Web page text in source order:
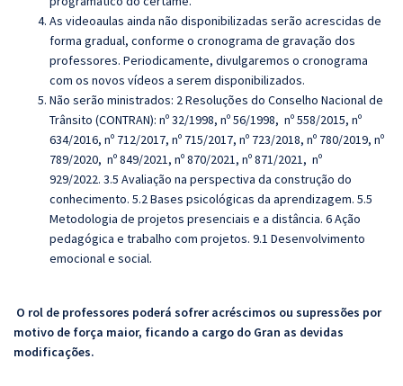
As videoaulas ainda não disponibilizadas serão acrescidas de
forma gradual, conforme o cronograma de gravação dos
professores. Periodicamente, divulgaremos o cronograma
com os novos vídeos a serem disponibilizados.
Não serão ministrados: 2 Resoluções do Conselho Nacional de
Trânsito (CONTRAN): nº 32/1998, nº 56/1998, nº 558/2015, nº
634/2016, nº 712/2017, nº 715/2017, nº 723/2018, nº 780/2019, nº
789/2020, nº 849/2021, nº 870/2021, nº 871/2021, nº
929/2022. 3.5 Avaliação na perspectiva da construção do
conhecimento. 5.2 Bases psicológicas da aprendizagem. 5.5
Metodologia de projetos presenciais e a distância. 6 Ação
pedagógica e trabalho com projetos. 9.1 Desenvolvimento
emocional e social.
O rol de professores poderá sofrer acréscimos ou supressões por
motivo de força maior, ficando a cargo do Gran as devidas
modificações.